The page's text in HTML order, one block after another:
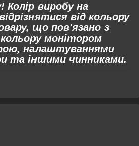
Колір виробу на
від кольору
що пов'язано з
монітором
налаштуваннями
та іншими чинниками.